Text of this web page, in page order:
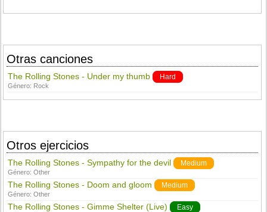
Otras canciones
The Rolling Stones - Under my thumb Hard
Género: Rock
Otros ejercicios
The Rolling Stones - Sympathy for the devil Medium
Género:Other
The Rolling Stones - Doom and gloom Medium
Género:Other
The Rolling Stones - Gimme Shelter (Live) Easy